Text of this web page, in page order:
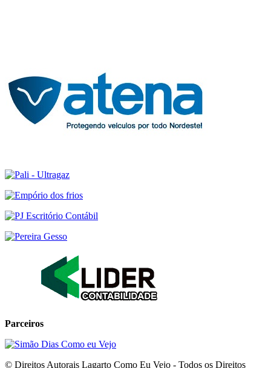
Parceiros
© Direitos Autorais Lagarto Como Eu Vejo - Todos os Direitos